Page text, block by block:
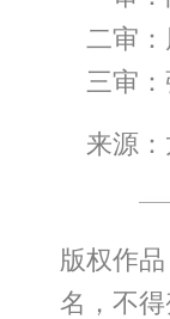
二审
三审
来源
版权作
名，不得